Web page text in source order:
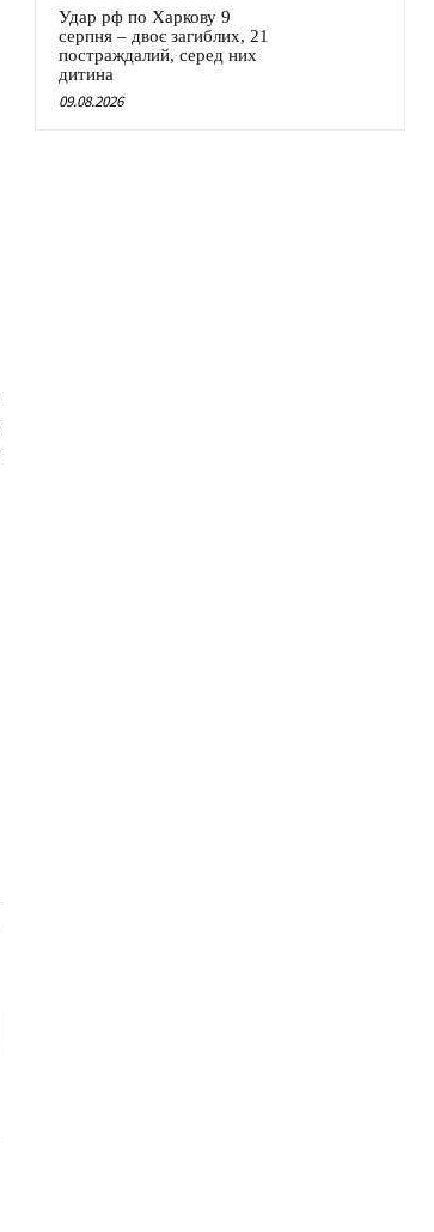
Удар рф по Харкову 9
серпня – двоє загиблих, 21
постраждалий, серед них
дитина
09.08.2026